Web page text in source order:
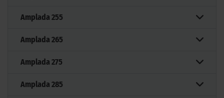
Amplada 255
Amplada 265
Amplada 275
Amplada 285